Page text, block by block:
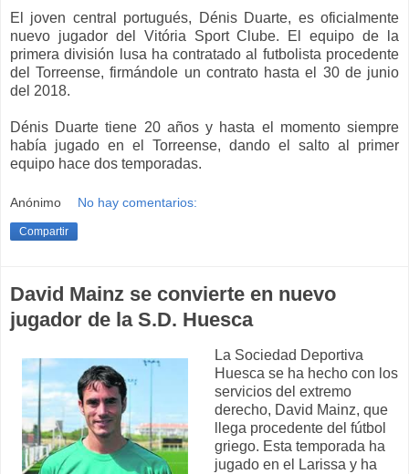
El joven central portugués, Dénis Duarte, es oficialmente
nuevo jugador del Vitória Sport Clube. El equipo de la
primera división lusa ha contratado al futbolista procedente
del Torreense, firmándole un contrato hasta el 30 de junio
del 2018.
Dénis Duarte tiene 20 años y hasta el momento siempre
había jugado en el Torreense, dando el salto al primer
equipo hace dos temporadas.
Anónimo No hay comentarios:
Compartir
David Mainz se convierte en nuevo
jugador de la S.D. Huesca
La Sociedad Deportiva
Huesca se ha hecho con los
servicios del extremo
derecho, David Mainz, que
llega procedente del fútbol
griego. Esta temporada ha
jugado en el Larissa y ha